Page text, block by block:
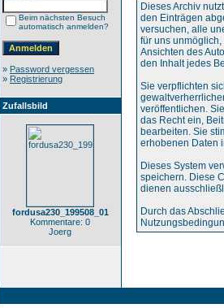
Beim nächsten Besuch
automatisch anmelden?
» Password vergessen
» Registrierung
Zufallsbild
fordusa230_199508_01
Kommentare: 0
Joerg
Dieses Archiv
den Einträgen
versuchen, alle
für uns
Ansichten des
den Inhalt jedes
Sie verpflichten
veröffentlichen.
das Recht ein,
bearbeiten. Sie
erhobenen Daten
Dieses System
speichern. Diese
dienen
Durch das